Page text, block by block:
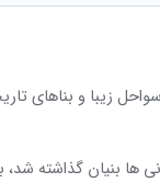
زیبا و بناهای
ها بنیان